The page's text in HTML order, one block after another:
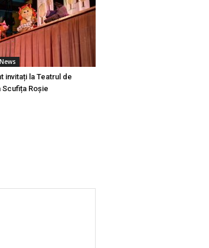
invitați la Teatrul de
Scufița Roșie